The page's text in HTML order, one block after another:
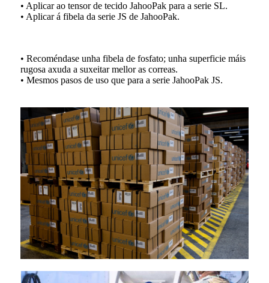
• Aplicar ao tensor de tecido JahooPak para a serie SL.
• Aplicar á fibela da serie JS de JahooPak.
• Recoméndase unha fibela de fosfato; unha superficie máis
rugosa axuda a suxeitar mellor as correas.
• Mesmos pasos de uso que para a serie JahooPak JS.